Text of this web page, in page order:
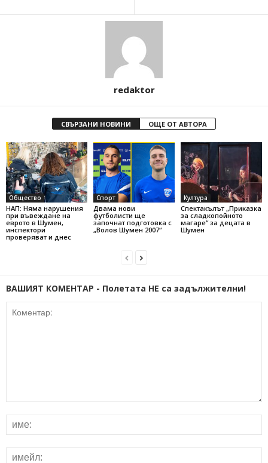
redaktor
СВЪРЗАНИ НОВИНИ ОЩЕ ОТ АВТОРА
Общество
НАП: Няма нарушения
при въвеждане на
еврото в Шумен,
инспектори
проверяват и днес
Спорт
Двама нови
футболисти ще
започнат подготовка с
„Волов Шумен 2007“
Култура
Спектакълът „Приказка
за сладкопойното
магаре“ за децата в
Шумен
ВАШИЯТ КОМЕНТАР - Полетата НЕ са задължителни!